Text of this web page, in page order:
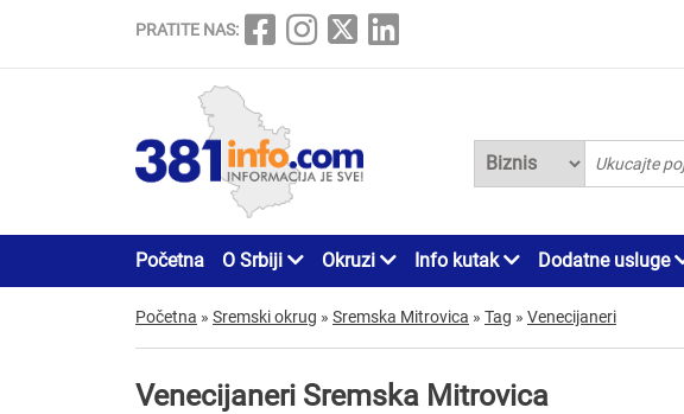
PRATITE NAS:
Početna O Srbiji Okruzi Info kutak Dodatne usluge
Početna » Sremski okrug » Sremska Mitrovica » Tag » Venecijaneri
Venecijaneri Sremska Mitrovica